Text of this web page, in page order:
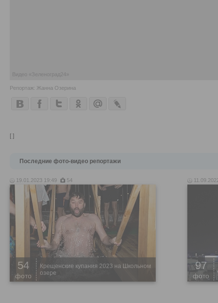
Видео «Зеленоград24»
Репортаж: Жанна Озерина
[ ]
Последние фото-видео репортажи
19.01.2023 19:49 54
54
фото
Крещенские купания 2023 на Школьном
озере
97
фото